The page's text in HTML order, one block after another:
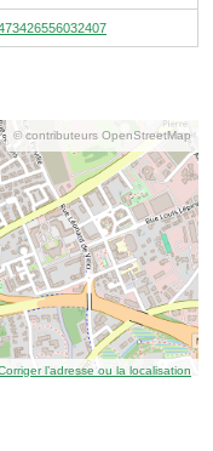
© contributeurs OpenStreetMap
l’adresse ou la localisation